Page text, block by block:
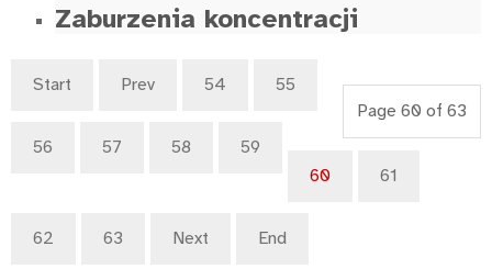
Zaburzenia koncentracji
Page 60 of 63
Start Prev 54 55
56 57 58
59
60
61
62 63 Next End